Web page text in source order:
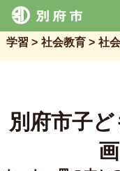
学習 社会教育 社
別府市子